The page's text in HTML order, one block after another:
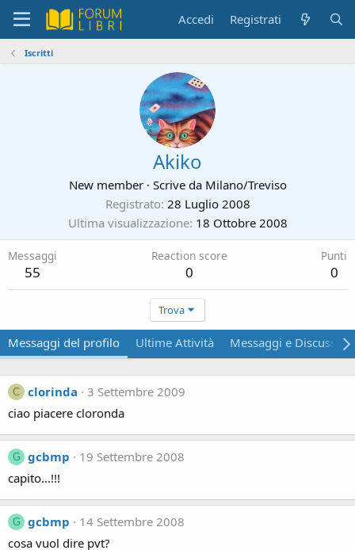
Accedi Registrati
Iscritti
Akiko
New member · Scrive da Milano/Treviso
Registrato 28 Luglio 2008
Ultima visualizzazione 18 Ottobre 2008
Messaggi
55
Reaction score
0
Punti
0
Trova
Messaggi del profilo Ultime Attività Messaggi e
C clorinda
3 Settembre 2009
ciao piacere cloronda
G gcbmp
19 Settembre 2008
capito...!!!
G gcbmp
14 Settembre 2008
cosa vuol dire pvt?